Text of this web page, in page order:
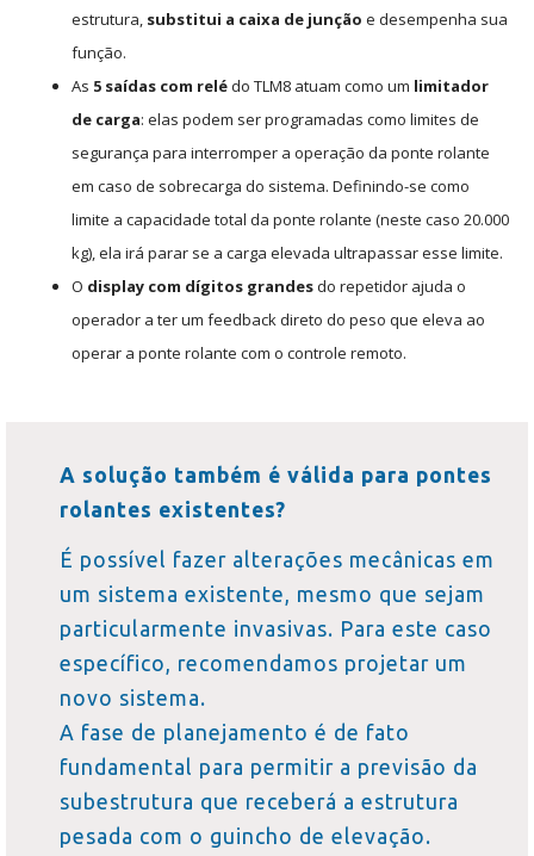
estrutura, substitui a caixa de junção e desempenha sua
função.
As 5 saídas com relédo TLM8 atuam como um limitador
de carga: elas podem ser programadas como limites de
segurança para interromper a operação da ponte rolante
em caso de sobrecarga do sistema. Definindo-se como
limite a capacidade total da ponte rolante (neste caso 20.000
kg), ela irá parar se a carga elevada ultrapassar esse limite.
O display com dígitos grandesdo repetidor ajuda o
operador a ter um feedback direto do peso que eleva ao
operar a ponte rolante com o controle remoto.
A solução também é válida para pontes
rolantes existentes?
É possível fazer alterações mecânicas em
um sistema existente, mesmo que sejam
particularmente invasivas. Para este caso
específico, recomendamos projetar um
novo sistema.
A fase de planejamento é de fato
fundamental para permitir a previsão da
subestrutura que receberá a estrutura
pesada com o guincho de elevação.